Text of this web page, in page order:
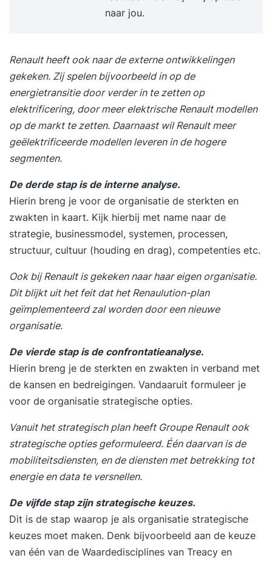
het leren van de meest voorkomende valkuilen
behandelen van randvoorwaarden voor
verandering Inrichting – Start met beleggen van
rollen en verantwoordelijkheden, check de
randvoorwaarden en te maken afspraken t.b.v. de
inrichting en leer de verschillende manieren om te
sturen met OKR’s Klaar voor verandering – Leer
de zes essentiële randvoorwaarden die nodig zijn
verandering – Inzicht in het type leiderschap dat
nodig is tijdens veranderingsproces
naar jou.
Renault heeft ook naar de externe ontwikkelingen
gekeken. Zij spelen bijvoorbeeld in op de
energietransitie door verder in te zetten op
elektrificering, door meer elektrische Renault modellen
op de markt te zetten. Daarnaast wil Renault meer
geëlektrificeerde modellen leveren in de hogere
segmenten.
De derde stap is de interne analyse.
Hierin breng je voor de organisatie de sterkten en
zwakten in kaart. Kijk hierbij met name naar de
strategie, businessmodel, systemen, processen,
structuur, cultuur (houding en drag), competenties etc.
Ook bij Renault is gekeken naar haar eigen organisatie.
Dit blijkt uit het feit dat het Renaulution-plan
geïmplementeerd zal worden door een nieuwe
organisatie.
De vierde stap is de confrontatieanalyse.
Hierin breng je de sterkten en zwakten in verband met
de kansen en bedreigingen. Vandaaruit formuleer je
voor de organisatie strategische opties.
Vanuit het strategisch plan heeft Groupe Renault ook
strategische opties geformuleerd. Één daarvan is de
mobiliteitsdiensten, en de diensten met betrekking tot
energie en data te versnellen.
De vijfde stap zijn strategische keuzes.
Dit is de stap waarop je als organisatie strategische
keuzes moet maken. Denk bijvoorbeeld aan de keuze
van één van de Waardedisciplines van Treacy en